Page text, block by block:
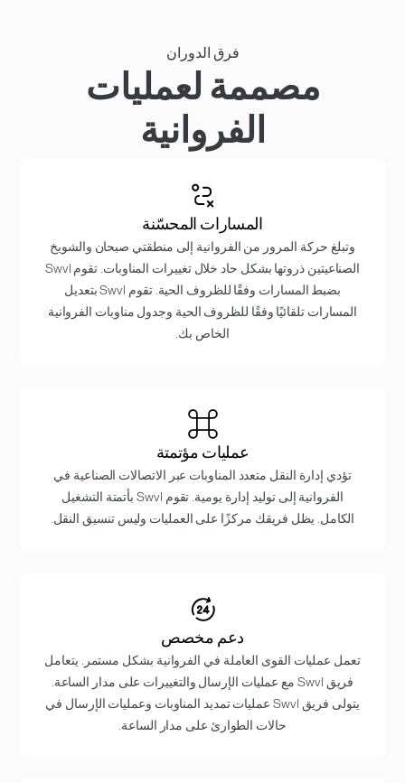
فرق الدوران
مصممة لعمليات
الفروانية
المسارات المحسّنة
وتبلغ حركة المرور من الفروانية إلى منطقتي صبحان والشويخ
الصناعيتين ذروتها بشكل حاد خلال تغييرات المناوبات. تقوم Swvl
بضبط المسارات وفقًا للظروف الحية. تقوم Swvl بتعديل
المسارات تلقائيًا وفقًا للظروف الحية وجدول مناوبات الفروانية
الخاص بك.
عمليات مؤتمتة
تؤدي إدارة النقل متعدد المناوبات عبر الاتصالات الصناعية في
الفروانية إلى توليد إدارة يومية. تقوم Swvl بأتمتة التشغيل
الكامل. يظل فريقك مركزًا على العمليات وليس تنسيق النقل.
دعم مخصص
تعمل عمليات القوى العاملة في الفروانية بشكل مستمر. يتعامل
فريق Swvl مع عمليات الإرسال والتغييرات على مدار الساعة.
يتولى فريق Swvl عمليات تمديد المناوبات وعمليات الإرسال في
حالات الطوارئ على مدار الساعة.